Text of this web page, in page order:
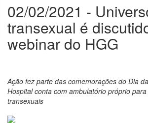
02/02/2021 -
transexual é
webinar do HGG
Ação fez parte das comemorações do Dia
Hospital conta com ambulatório próprio
transexuais